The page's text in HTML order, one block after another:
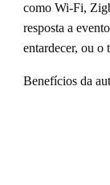
como Wi-Fi,
resposta a
entardecer, ou o
Benefícios da